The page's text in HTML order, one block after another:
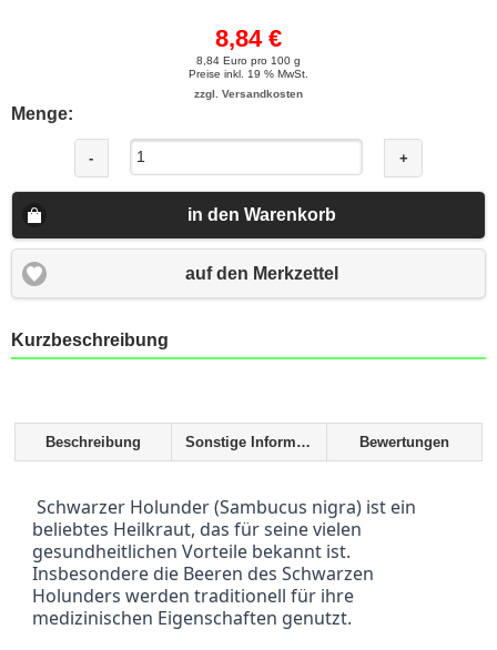
8,84 €
8,84 Euro pro 100 g
Preise inkl. 19 % MwSt.
zzgl. Versandkosten
Menge:
- +
in den Warenkorb
auf den Merkzettel
Kurzbeschreibung
Beschreibung Sonstige Informationen Bewertungen
Schwarzer Holunder (Sambucus nigra) ist ein
beliebtes Heilkraut, das für seine vielen
gesundheitlichen Vorteile bekannt ist.
Insbesondere die Beeren des Schwarzen
Holunders werden traditionell für ihre
medizinischen Eigenschaften genutzt.